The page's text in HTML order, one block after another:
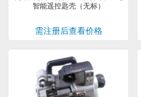
智能遥控匙壳（无标）
需注册后查看价格